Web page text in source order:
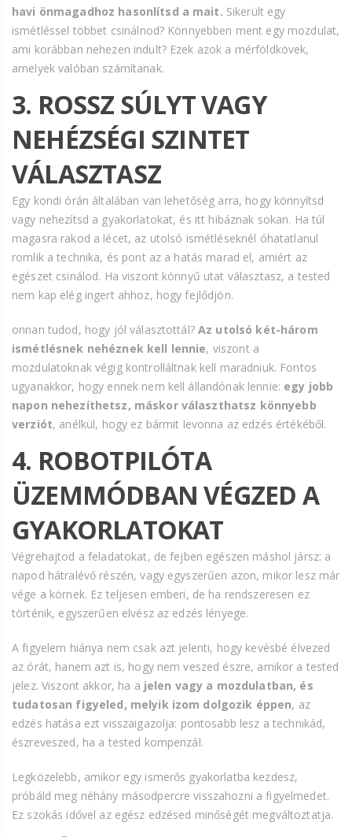
havi önmagadhoz hasonlítsd a mait. Sikerült egy
ismétléssel többet csinálnod? Könnyebben ment egy mozdulat,
ami korábban nehezen indult? Ezek azok a mérföldkövek,
amelyek valóban számítanak.
3. ROSSZ SÚLYT VAGY
NEHÉZSÉGI SZINTET
VÁLASZTASZ
Egy kondi órán általában van lehetőség arra, hogy könnyítsd
vagy nehezítsd a gyakorlatokat, és itt hibáznak sokan. Ha túl
magasra rakod a lécet, az utolsó ismétléseknél óhatatlanul
romlik a technika, és pont az a hatás marad el, amiért az
egészet csinálod. Ha viszont könnyű utat választasz, a tested
nem kap elég ingert ahhoz, hogy fejlődjön.
onnan tudod, hogy jól választottál?Az utolsó két-három
ismétlésnek nehéznek kell lennie, viszont a
mozdulatoknak végig kontrolláltnak kell maradniuk. Fontos
ugyanakkor, hogy ennek nem kell állandónak lennie: egy jobb
napon nehezíthetsz, máskor választhatsz könnyebb
verziót, anélkül, hogy ez bármit levonna az edzés értékéből.
4. ROBOTPILÓTA
ÜZEMMÓDBAN VÉGZED A
GYAKORLATOKAT
Végrehajtod a feladatokat, de fejben egészen máshol jársz: a
napod hátralévő részén, vagy egyszerűen azon, mikor lesz már
vége a körnek. Ez teljesen emberi, de ha rendszeresen ez
történik, egyszerűen elvész az edzés lényege.
A figyelem hiánya nem csak azt jelenti, hogy kevésbé élvezed
az órát, hanem azt is, hogy nem veszed észre, amikor a tested
jelez. Viszont akkor, ha a jelen vagy a mozdulatban, és
tudatosan figyeled, melyik izom dolgozik éppen, az
edzés hatása ezt visszaigazolja: pontosabb lesz a technikád,
észreveszed, ha a tested kompenzál.
Legközelebb, amikor egy ismerős gyakorlatba kezdesz,
próbáld meg néhány másodpercre visszahozni a figyelmedet.
Ez szokás idővel az egész edzésed minőségét megváltoztatja.